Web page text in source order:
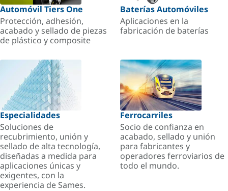
Automóvil Tiers One
Protección, adhesión,
acabado y sellado de piezas
de plástico y composite
Baterías Automóviles
Aplicaciones en la
fabricación de baterías
Especialidades
Soluciones de
recubrimiento, unión y
sellado de alta tecnología,
diseñadas a medida para
aplicaciones únicas y
exigentes, con la
experiencia de Sames.
Ferrocarriles
Socio de confianza en
acabado, sellado y unión
para fabricantes y
operadores ferroviarios de
todo el mundo.